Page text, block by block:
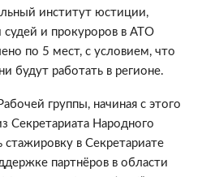
институт юстиции,
и прокуроров в АТО
по 5 мест, с условием, что
будут работать в регионе.
группы, начиная с этого
Секретариата Народного
стажировку в Секретариате
партнёров в области